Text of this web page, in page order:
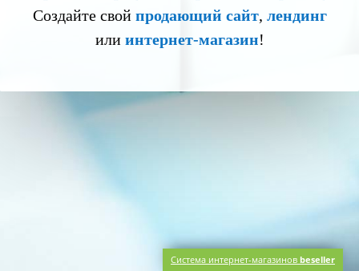
Создайте свой продающий сайт, лендинг
или интернет-магазин!
Система интернет-магазинов beseller